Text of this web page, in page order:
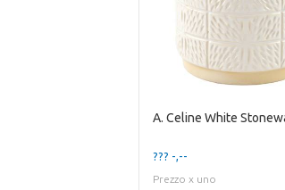
??? -,--
Prezzo x uno